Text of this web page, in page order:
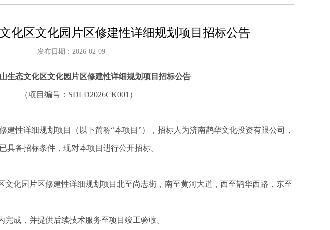
化区文化园片区修建性详细规划项目招标公告
发布日期：2026-02-09
生态文化区文化园片区修建性详细规划项目 招标公告
（项目编号：SDLD2026GK001）
建性详细规划项目 （以下简称“本项目”），招标人为济南鹊华文化投资有限公司，
具备招标条件，现对本项目进行公开招标。
文化园片区修建性详细规划项目 北至尚志街，南至黄河大道，西至鹊华西路，东至
成，并提供后续技术服务至项目竣工验收。